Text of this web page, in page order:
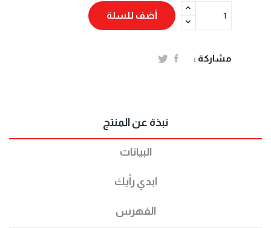
أضف للسلة
مشاركة :
نبذة عن المنتج
البيانات
ابدي رأيك
الفهرس